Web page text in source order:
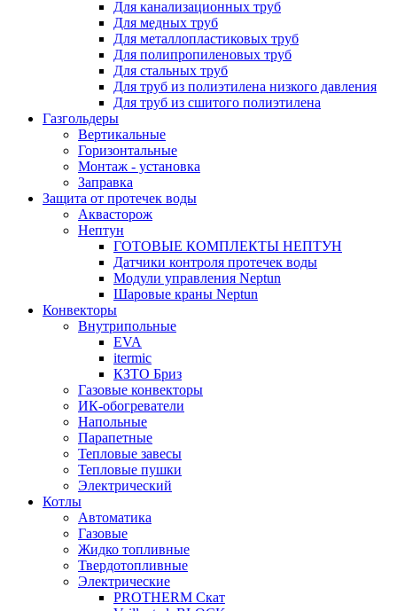
Для канализационных труб
Для медных труб
Для металлопластиковых труб
Для полипропиленовых труб
Для стальных труб
Для труб из полиэтилена низкого давления
Для труб из сшитого полиэтилена
Газгольдеры
Вертикальные
Горизонтальные
Монтаж - установка
Заправка
Защита от протечек воды
Аквасторож
Нептун
ГОТОВЫЕ КОМПЛЕКТЫ НЕПТУН
Датчики контроля протечек воды
Модули управления Neptun
Шаровые краны Neptun
Конвекторы
Внутрипольные
EVA
itermic
КЗТО Бриз
Газовые конвекторы
ИК-обогреватели
Напольные
Парапетные
Тепловые завесы
Тепловые пушки
Электрический
Котлы
Автоматика
Газовые
Жидко топливные
Твердотопливные
Электрические
PROTHERM Скат